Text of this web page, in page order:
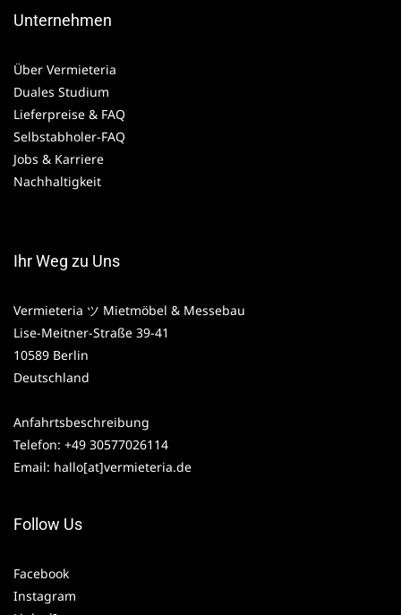
Unternehmen
Über Vermieteria
Duales Studium
Lieferpreise & FAQ
Selbstabholer-FAQ
Jobs & Karriere
Nachhaltigkeit
Ihr Weg zu Uns
Vermieteria ツ Mietmöbel & Messebau
Lise-Meitner-Straße 39-41
10589 Berlin
Deutschland
Anfahrtsbeschreibung
Telefon: +49 30577026114
Email: hallo[at]vermieteria.de
Follow Us
Facebook
Instagram